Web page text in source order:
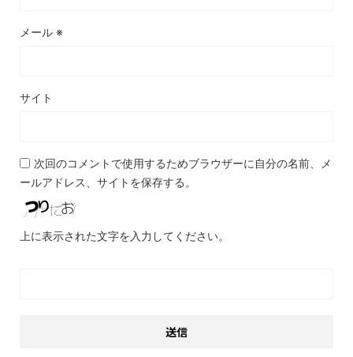
メール ※
サイト
次回のコメントで使用するためブラウザーに自分の名前、メ
ールアドレス、サイトを保存する。
上に表示された文字を入力してください。